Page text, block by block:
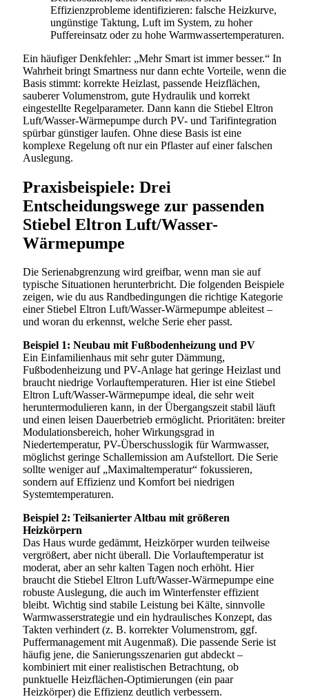
Effizienzprobleme identifizieren: falsche Heizkurve,
ungünstige Taktung, Luft im System, zu hoher
Puffereinsatz oder zu hohe Warmwassertemperaturen.
Ein häufiger Denkfehler: „Mehr Smart ist immer besser.“ In
Wahrheit bringt Smartness nur dann echte Vorteile, wenn die
Basis stimmt: korrekte Heizlast, passende Heizflächen,
sauberer Volumenstrom, gute Hydraulik und korrekt
eingestellte Regelparameter. Dann kann die Stiebel Eltron
Luft/Wasser-Wärmepumpe durch PV- und Tarifintegration
spürbar günstiger laufen. Ohne diese Basis ist eine
komplexe Regelung oft nur ein Pflaster auf einer falschen
Auslegung.
Praxisbeispiele: Drei
Entscheidungswege zur passenden
Stiebel Eltron Luft/Wasser-
Wärmepumpe
Die Serienabgrenzung wird greifbar, wenn man sie auf
typische Situationen herunterbricht. Die folgenden Beispiele
zeigen, wie du aus Randbedingungen die richtige Kategorie
einer Stiebel Eltron Luft/Wasser-Wärmepumpe ableitest –
und woran du erkennst, welche Serie eher passt.
Beispiel 1: Neubau mit Fußbodenheizung und PV
Ein Einfamilienhaus mit sehr guter Dämmung,
Fußbodenheizung und PV-Anlage hat geringe Heizlast und
braucht niedrige Vorlauftemperaturen. Hier ist eine Stiebel
Eltron Luft/Wasser-Wärmepumpe ideal, die sehr weit
heruntermodulieren kann, in der Übergangszeit stabil läuft
und einen leisen Dauerbetrieb ermöglicht. Prioritäten: breiter
Modulationsbereich, hoher Wirkungsgrad in
Niedertemperatur, PV-Überschusslogik für Warmwasser,
möglichst geringe Schallemission am Aufstellort. Die Serie
sollte weniger auf „Maximaltemperatur“ fokussieren,
sondern auf Effizienz und Komfort bei niedrigen
Systemtemperaturen.
Beispiel 2: Teilsanierter Altbau mit größeren
Heizkörpern
Das Haus wurde gedämmt, Heizkörper wurden teilweise
vergrößert, aber nicht überall. Die Vorlauftemperatur ist
moderat, aber an sehr kalten Tagen noch erhöht. Hier
braucht die Stiebel Eltron Luft/Wasser-Wärmepumpe eine
robuste Auslegung, die auch im Winterfenster effizient
bleibt. Wichtig sind stabile Leistung bei Kälte, sinnvolle
Warmwasserstrategie und ein hydraulisches Konzept, das
Takten verhindert (z. B. korrekter Volumenstrom, ggf.
Puffermanagement mit Augenmaß). Die passende Serie ist
häufig jene, die Sanierungsszenarien gut abdeckt –
kombiniert mit einer realistischen Betrachtung, ob
punktuelle Heizflächen-Optimierungen (ein paar
Heizkörper) die Effizienz deutlich verbessern.